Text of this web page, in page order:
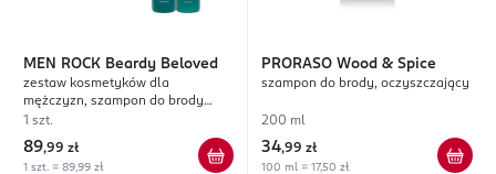
MEN ROCK Beardy Beloved
zestaw kosmetyków dla
mężczyzn, szampon do brody
100ml + balsam do brody 100ml,
1 szt.
89,99 zł
1 szt. = 89,99 zł
PRORASO Wood & Spice
szampon do brody, oczyszczający
200 ml
34,99 zł
100 ml = 17,50 zł